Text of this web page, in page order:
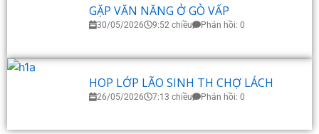
GẶP VĂN NĂNG Ở GÒ VẤP
30/05/2026 9:52 chiều Phản hồi: 0
HOP LỚP LÃO SINH TH CHỢ LÁCH
26/05/2026 7:13 chiều Phản hồi: 0